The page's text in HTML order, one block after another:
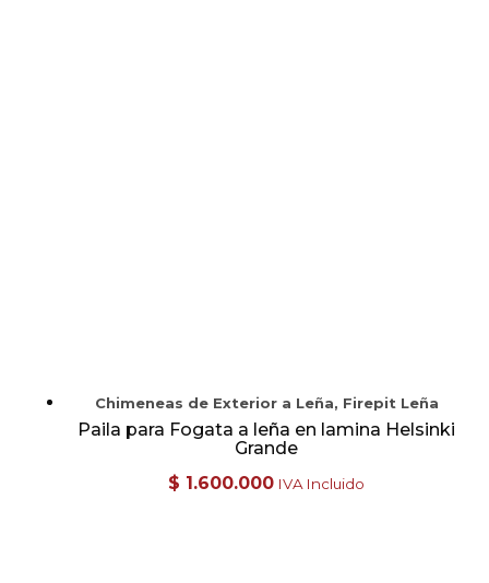
Chimeneas de Exterior a Leña, Firepit Leña
Paila para Fogata a leña en lamina Helsinki
Grande
$ 1.600.000 IVA Incluido